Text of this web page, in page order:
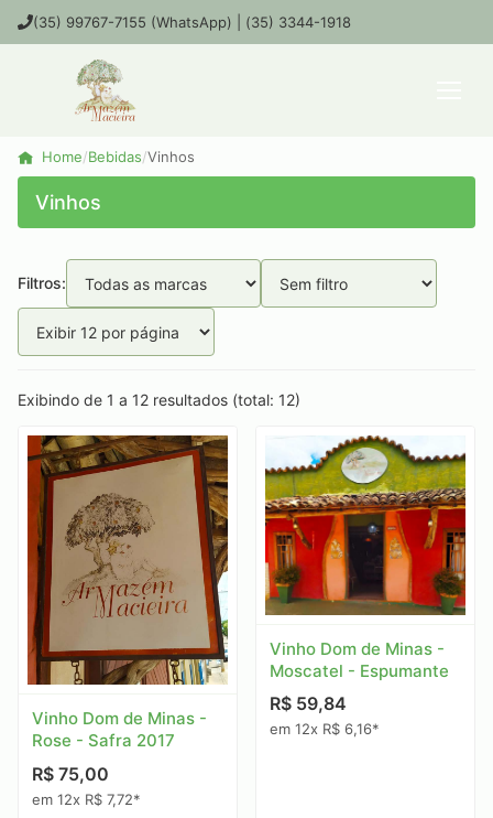
(35) 99767-7155 (WhatsApp) | (35) 3344-1918
Home/Bebidas/Vinhos
Vinhos
Filtros:
Exibindo de 1 a 12 resultados (total: 12)
Vinho Dom de Minas -
Rose - Safra 2017
R$ 75,00
em 12x R$ 7,72*
Vinho Dom de Minas -
Moscatel - Espumante
R$ 59,84
em 12x R$ 6,16*